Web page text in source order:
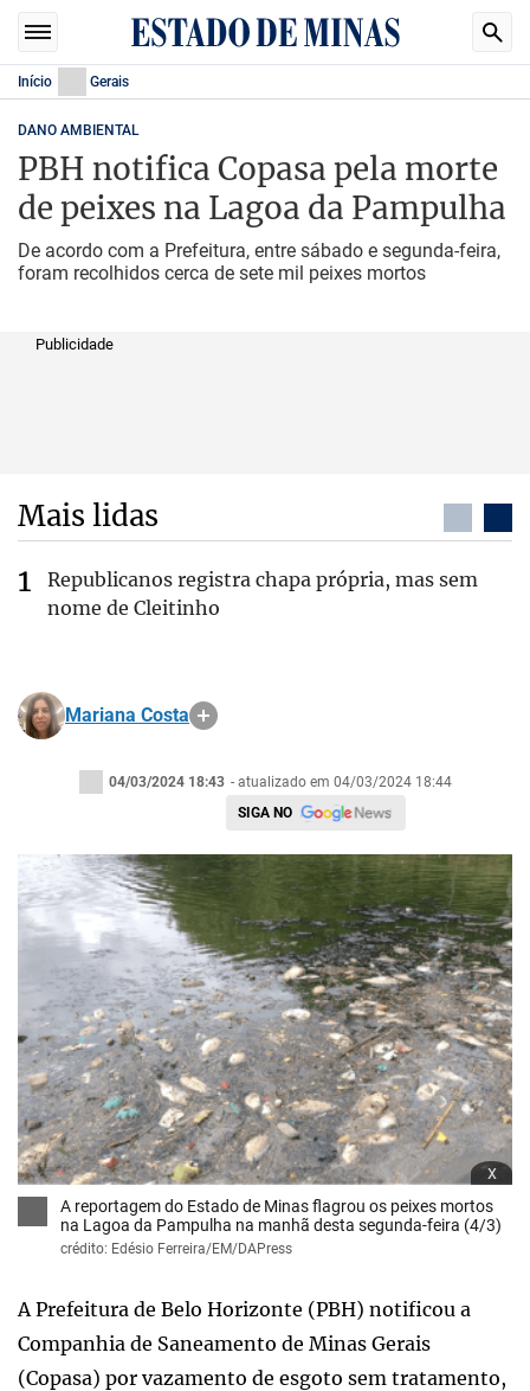
Início Gerais
DANO AMBIENTAL
PBH notifica Copasa pela morte
de peixes na Lagoa da Pampulha
De acordo com a Prefeitura, entre sábado e segunda-feira,
foram recolhidos cerca de sete mil peixes mortos
Publicidade
Mais lidas
Republicanos registra chapa própria, mas sem
nome de Cleitinho
Mariana Costa
04/03/2024 18:43 - atualizado em 04/03/2024 18:44
SIGA NO
x
A reportagem do Estado de Minas flagrou os peixes mortos
na Lagoa da Pampulha na manhã desta segunda-feira (4/3)
crédito: Edésio Ferreira/EM/DAPress
A Prefeitura de Belo Horizonte (PBH) notificou a
Companhia de Saneamento de Minas Gerais
(Copasa) por vazamento de esgoto sem tratamento,